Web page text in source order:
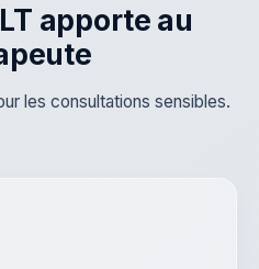
apporte au
les consultations sensibles.